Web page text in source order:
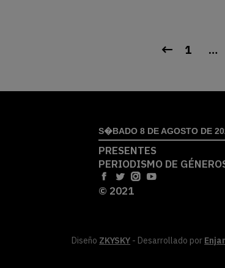
1 …
S�BADO 8 DE AGOSTO DE
PRESENTES
PERIODISMO DE
© 2021
Diseño ZKYSKY - Desarrollado por